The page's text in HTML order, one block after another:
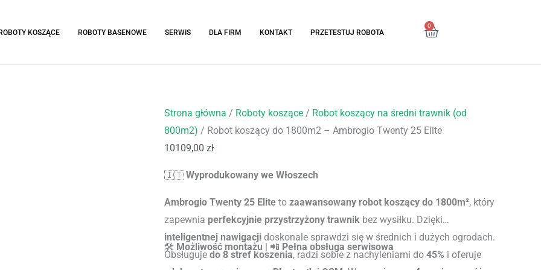
KOSZĄCE ROBOTY BASENOWE SERWIS DLA FIRM KONTAKT PRZETESTUJ ROBOTA
0
Cart
Strona główna / Roboty koszące / Robot koszący na średni trawnik (od
800m2) / Robot koszący do 1800m2 – Ambrogio Twenty 25 Elite
10109,00 zł
🇮🇹 Wyprodukowany we Włoszech
Ambrogio Twenty 25 Elite to zaawansowany robot koszący do 1800m², który
zapewnia perfekcyjnie przystrzyżony trawnik bez wysiłku. Dzięki
inteligentnej nawigacji doskonale sprawdzi się w średnich i dużych ogrodach.
Obsługuje do 8 stref koszenia, radzi sobie z nachyleniami do 45% i oferuje
🛠️ Możliwość montażu | 📲 Pełna obsługa serwisowa
ilość
Robot
koszący
1800m2
-
Ambrogio
Twenty
25